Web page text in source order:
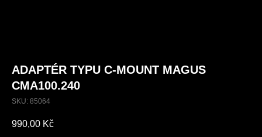
ADAPTÉR TYPU C-MOUNT MAGUS
CMA100.240
SKU: 85064
990,00 Kč